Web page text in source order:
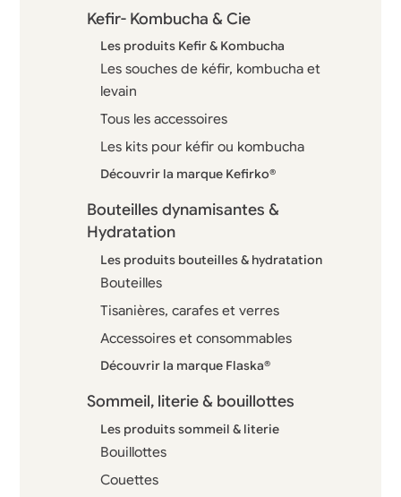
Kefir- Kombucha & Cie
Les produits Kefir & Kombucha
Les souches de kéfir, kombucha et
levain
Tous les accessoires
Les kits pour kéfir ou kombucha
Découvrir la marque Kefirko®
Bouteilles dynamisantes &
Hydratation
Les produits bouteilles & hydratation
Bouteilles
Tisanières, carafes et verres
Accessoires et consommables
Découvrir la marque Flaska®
Sommeil, literie & bouillottes
Les produits sommeil & literie
Bouillottes
Couettes